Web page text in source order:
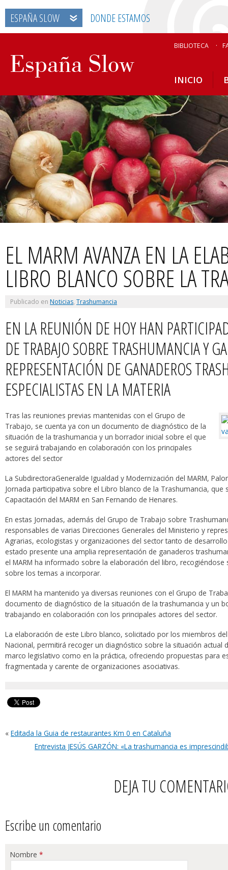
ESPAÑA SLOW DONDE ESTAMOS
BIBLIOTECA
INICIO
EL MARM AVANZA EN LA
LIBRO BLANCO SOBRE LA
Publicado en Noticias, Trashumancia
EN LA REUNIÓN DE HOY HAN
DE TRABAJO SOBRE TRASHUMANCIA Y
REPRESENTACIÓN DE GANADEROS
ESPECIALISTAS EN LA MATERIA
Tras las reuniones previas mantenidas con el Grupo de
Trabajo, se cuenta ya con un documento de diagnóstico de la
situación de la trashumancia y un borrador inicial sobre el que
se seguirá trabajando en colaboración con los principales
actores del sector
La SubdirectoraGeneralde Igualdad y Modernización del MARM,
Jornada participativa sobre el Libro blanco de la Trashumancia,
Capacitación del MARM en San Fernando de Henares.
En estas Jornadas, además del Grupo de Trabajo sobre
responsables de varias Direcciones Generales del Ministerio y
Agrarias, ecologistas y organizaciones del sector tanto de
estado presente una amplia representación de ganaderos
el MARM ha informado sobre la elaboración del libro,
sobre los temas a incorporar.
El MARM ha mantenido ya diversas reuniones con el Grupo de
documento de diagnóstico de la situación de la trashumancia y un
trabajando en colaboración con los principales actores del sector.
La elaboración de este Libro blanco, solicitado por los miembros
Nacional, permitirá recoger un diagnóstico sobre la situación actual
marco legislativo como en la práctica, ofreciendo propuestas para
fragmentada y carente de organizaciones asociativas.
« Editada la Guia de restaurantes Km 0 en Cataluña
Entrevista JESÚS GARZÓN: «La trashumancia es
DEJA TU
Escribe un comentario
Nombre *